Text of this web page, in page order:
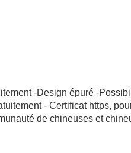
-Design épuré -
- Certificat https,
de chineuses et